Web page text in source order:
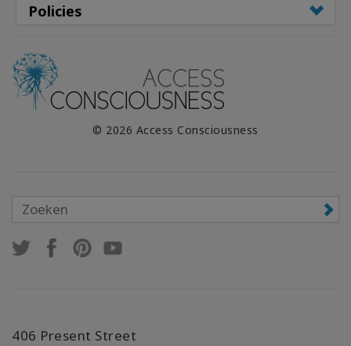
Policies
© 2026 Access Consciousness
406 Present Street